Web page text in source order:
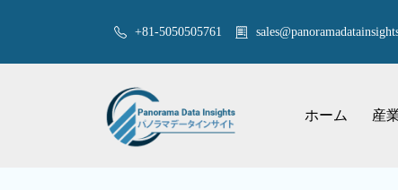
+81-5050505761
ホーム 産